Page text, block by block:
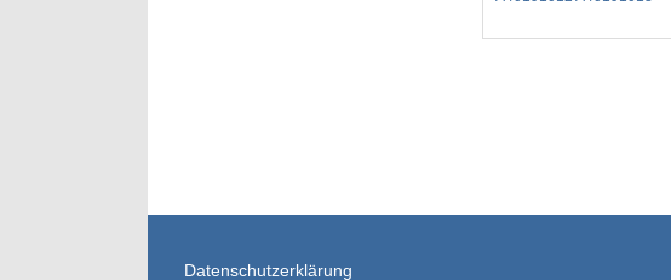
Datenschutzerklärung